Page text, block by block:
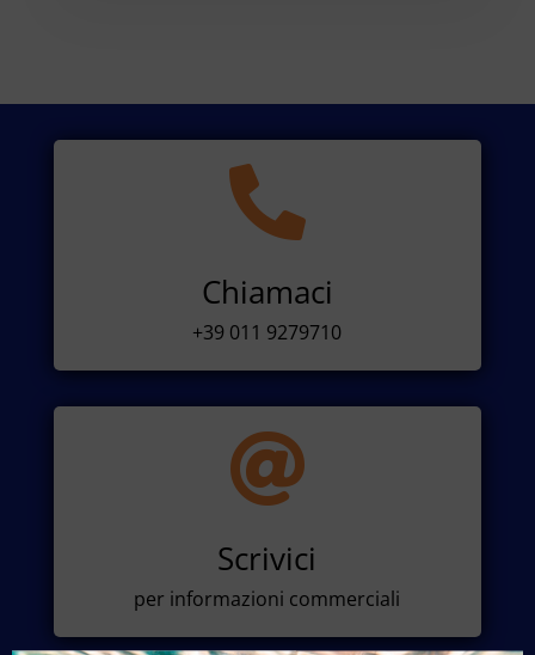

Chiamaci
+39 011 9279710

Scrivici
per informazioni commerciali